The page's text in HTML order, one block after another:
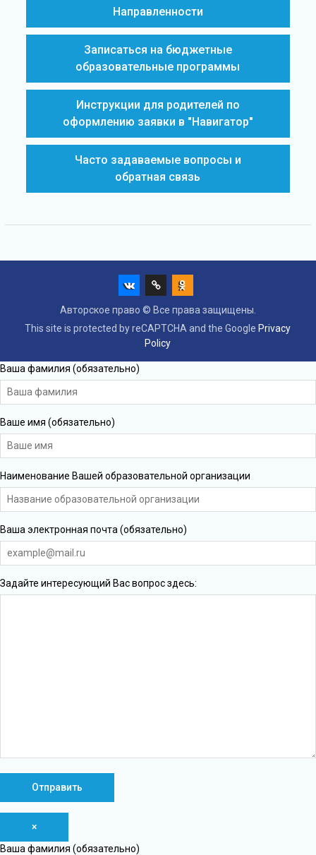
Направленности
Записаться на бюджетные
образовательные программы
Инструкции для родителей по
оформлению заявки в "Навигатор"
Часто задаваемые вопросы и
обратная связь
Авторское право © Все права защищены.
This site is protected by reCAPTCHA and the Google Privacy
Policy
Ваша фамилия (обязательно)
Ваше имя (обязательно)
Наименование Вашей образовательной организации
Ваша электронная почта (обязательно)
Задайте интересующий Вас вопрос здесь:
×
Ваша фамилия (обязательно)